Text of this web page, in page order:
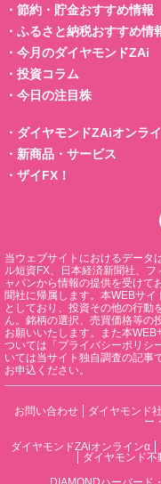
・ 節約・貯金おすすめ情報
・ ふるさと納税おすすめ情
・ 今月のダイヤモンドZAi
・ 投資コラム
・ 今日の注目株
・ ダイヤモンドZAiオンラ
・ 新商品・サービス
・ ザイFX！
当ウェブサイトにおけるデータ
ル短資FX、日本経済新聞社、
ャパンから情報の提供を受けて
聞社に帰属します。本WEBサ
としており、投資その他の行動
ん。銘柄の選択、売買価格等の
お願いいたします。また本
ついては「プライバシーポリシ
いては当サイト独自調査の記事
お申込ください。
お問い合わせ ダイヤモンド
ー
ダイヤモンドZAiオンラインα
ダイヤモンド不